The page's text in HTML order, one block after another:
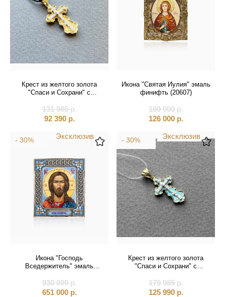
Крест из желтого золота
"Спаси и Сохрани" с
131 985р.
92 390 р.
Икона "Святая Иулия" эмаль
финифть (20607)
180 000р.
126 000 р.
Эксклюзив
- 30%
Икона "Господь
Вседержитель" эмаль
930 000р.
651 000 р.
Эксклюзив
- 30%
Крест из желтого золота
"Спаси и Сохрани" с
179 985р.
125 990 р.